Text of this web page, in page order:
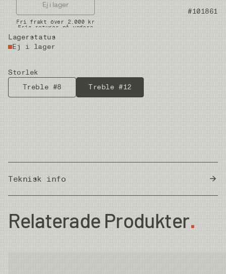
Artikelnummer #101861
Lagerstatus
Ej i lager
Storlek
Treble #8
Treble #12
Ej i lager
Snabba leveranser
Fri frakt över 2.000 kr
Fria returer på vadare
Teknisk info
Country of Origin Thailand
Relaterade Produkter